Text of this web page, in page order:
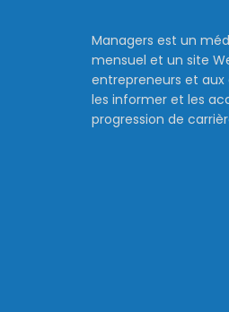
Managers est un
mensuel et un site
entrepreneurs et aux
les informer et les
progression de